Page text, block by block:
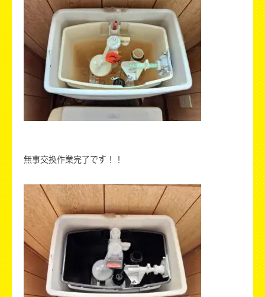
無事交換作業完了です！！